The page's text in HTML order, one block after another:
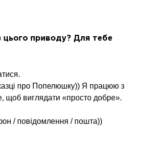
цього приводу? Для тебе
казці про Попелюшку)) Я працюю з
щоб виглядати «просто добре».
/ повідомлення / пошта))